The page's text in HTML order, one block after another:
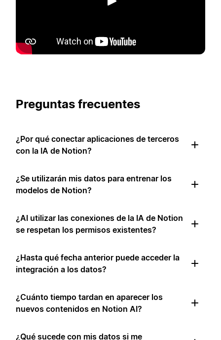
Reproducir
Preguntas frecuentes
¿Por qué conectar aplicaciones de terceros
con la IA de Notion?
¿Se utilizarán mis datos para entrenar los
modelos de Notion?
¿Al utilizar las conexiones de la IA de Notion
se respetan los permisos existentes?
¿Hasta qué fecha anterior puede acceder la
integración a los datos?
¿Cuánto tiempo tardan en aparecer los
nuevos contenidos en Notion AI?
¿Qué sucede con mis datos si me